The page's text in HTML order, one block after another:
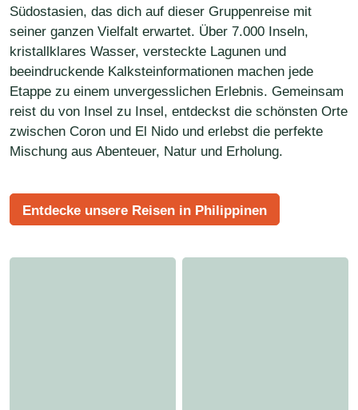
Südostasien, das dich auf dieser Gruppenreise mit
seiner ganzen Vielfalt erwartet. Über 7.000 Inseln,
kristallklares Wasser, versteckte Lagunen und
beeindruckende Kalksteinformationen machen jede
Etappe zu einem unvergesslichen Erlebnis. Gemeinsam
reist du von Insel zu Insel, entdeckst die schönsten Orte
zwischen Coron und El Nido und erlebst die perfekte
Mischung aus Abenteuer, Natur und Erholung.
Entdecke unsere Reisen in Philippinen